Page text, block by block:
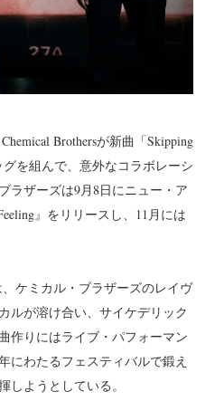
Brothersが新曲「Skipping
を組んで、意外なコラボレーシ
ラザーズは9月8日にニュー・ア
』をリリースし、11月には
、ケミカル・ブラザーズのレイヴ
ルが溶け合い、サイケデリック
作りにはライブ・パフォーマン
にわたるフェスティバルで鍛え
しようとしている。